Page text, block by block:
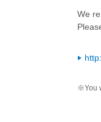
We
※You